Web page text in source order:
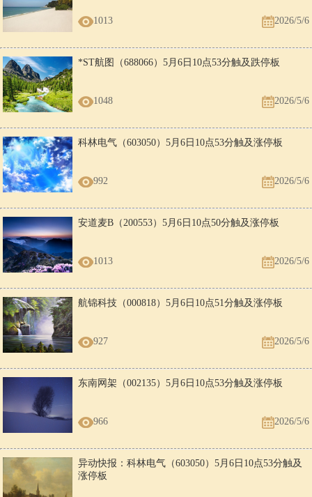
1013 2026/5/6
*ST航图（688066）5月6日10点53分触及跌停板
1048 2026/5/6
科林电气（603050）5月6日10点53分触及涨停板
992 2026/5/6
安道麦B（200553）5月6日10点50分触及涨停板
1013 2026/5/6
航锦科技（000818）5月6日10点51分触及涨停板
927 2026/5/6
东南网架（002135）5月6日10点53分触及涨停板
966 2026/5/6
异动快报：科林电气（603050）5月6日10点53分触及
涨停板